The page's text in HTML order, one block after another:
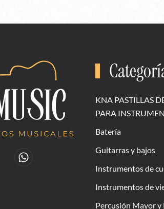
KNA PASTILLAS
PARA
Batería
Guitarras y bajos
Instrumentos de
Instrumentos de
Percusión Mayor